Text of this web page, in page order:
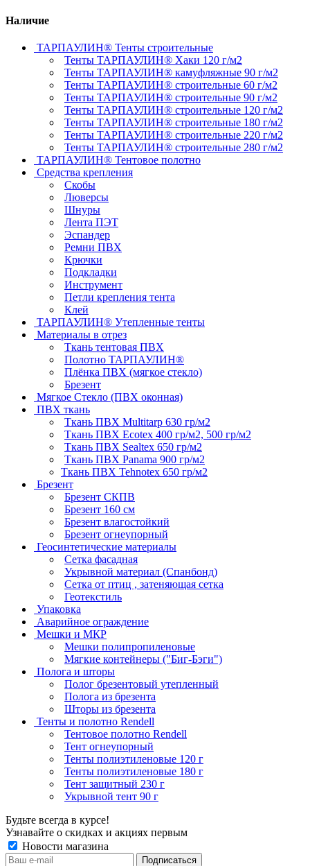
Наличие
ТАРПАУЛИН® Тенты строительные
Тенты ТАРПАУЛИН® Хаки 120 г/м2
Тенты ТАРПАУЛИН® камуфляжные 90 г/м2
Тенты ТАРПАУЛИН® строительные 60 г/м2
Тенты ТАРПАУЛИН® строительные 90 г/м2
Тенты ТАРПАУЛИН® строительные 120 г/м2
Тенты ТАРПАУЛИН® строительные 180 г/м2
Тенты ТАРПАУЛИН® строительные 220 г/м2
Тенты ТАРПАУЛИН® строительные 280 г/м2
ТАРПАУЛИН® Тентовое полотно
Средства крепления
Скобы
Люверсы
Шнуры
Лента ПЭТ
Эспандер
Ремни ПВХ
Крючки
Подкладки
Инструмент
Петли крепления тента
Клей
ТАРПАУЛИН® Утепленные тенты
Материалы в отрез
Ткань тентовая ПВХ
Полотно ТАРПАУЛИН®
Плёнка ПВХ (мягкое стекло)
Брезент
Мягкое Стекло (ПВХ оконная)
ПВХ ткань
Ткань ПВХ Multitarp 630 гр/м2
Ткань ПВХ Ecotex 400 гр/м2, 500 гр/м2
Ткань ПВХ Sealtex 650 гр/м2
Ткань ПВХ Panama 900 гр/м2
Ткань ПВХ Tehnotex 650 гр/м2
Брезент
Брезент СКПВ
Брезент 160 см
Брезент влагостойкий
Брезент огнеупорный
Геосинтетические материалы
Сетка фасадная
Укрывной материал (Спанбонд)
Сетка от птиц , затеняющая сетка
Геотекстиль
Упаковка
Аварийное ограждение
Мешки и МКР
Мешки полипропиленовые
Мягкие контейнеры ("Биг-Бэги")
Полога и шторы
Полог брезентовый утепленный
Полога из брезента
Шторы из брезента
Тенты и полотно Rendell
Тентовое полотно Rendell
Тент огнеупорный
Тенты полиэтиленовые 120 г
Тенты полиэтиленовые 180 г
Тент защитный 230 г
Укрывной тент 90 г
Будьте всегда в курсе!
Узнавайте о скидках и акциях первым
Новости магазина